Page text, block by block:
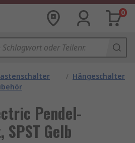
0
/ Hängeschalter
Pendel-
Gelb